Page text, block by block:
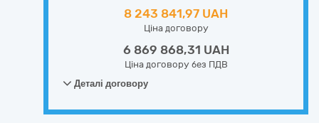
8 243 841,97 UAH
Ціна договору
6 869 868,31 UAH
Ціна договору без ПДВ
Деталі договору